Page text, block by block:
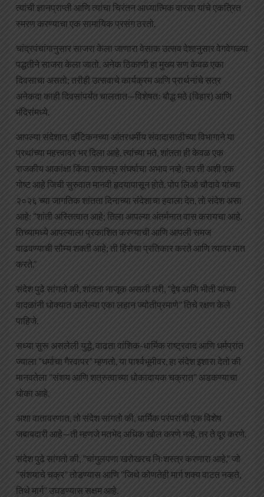
त्यांची ज्ञानप्राप्ती आणि त्यांचा चिरंतन आध्यात्मिक वारसा यांचे एकत्रित
स्मरण करण्याचा एक सामायिक प्रसंग ठरतो.
चांद्रपंचांगानुसार साजरा केला जाणारा वेसाक उत्सव देशानुसार वेगवेगळ्या
पद्धतीने साजरा केला जातो. अनेक ठिकाणी हा मुख्य सण केवळ एका
दिवसाचा असतो; तरीही उत्सवाचे कार्यक्रम आणि प्रार्थनांचे सत्र
अनेकदा काही दिवसांपर्यंत चालतात—विशेषतः बौद्ध मठे (विहार) आणि
मंदिरांमध्ये.
आपल्या संदेशात, व्हॅटिकनच्या आंतरधर्मीय संवादासाठीच्या विभागाने या
प्रथांच्या महत्त्वावर भर दिला आहे. त्यांच्या मते, शांतता ही केवळ एक
राजकीय आकांक्षा किंवा सशस्त्र संघर्षाचा अभाव नव्हे; तर ती अशी एक
गोष्ट आहे जिची सुरुवात मानवी हृदयापासून होते. पोप लिओ चौदावे यांच्या
२०२६ च्या जागतिक शांतता दिनाच्या संदेशाचा हवाला देत, तो संदेश असा
आहे: “शांती अस्तित्वात आहे; तिला आपल्या अंतर्मनात वास करायचा आहे.
तिच्यामध्ये आपल्याला प्रकाशित करण्याची आणि आपली समज
वाढवण्याची सौम्य शक्ती आहे; ती हिंसेचा प्रतिकार करते आणि त्यावर मात
करते.”
संदेश पुढे सांगतो की, शांतता नाजूक असली तरी, “द्वेष आणि भीती यांच्या
वादळांनी धोक्यात आलेल्या एका लहान ज्योतीप्रमाणे” तिचे रक्षण केले
पाहिजे.
सध्या सुरू असलेली युद्धे, वाढता वांशिक-धार्मिक राष्ट्रवाद आणि धर्मप्रांत
ज्याला “धर्माचा गैरवापर” म्हणतो, या पार्श्वभूमीवर, हा संदेश इशारा देतो की
मानवतेला “संशय आणि शत्रुत्वाच्या धोकादायक चक्रात” अडकण्याचा
धोका आहे.
अशा वातावरणात, तो संदेश सांगतो की, धार्मिक परंपरांची एक विशेष
जबाबदारी आहे—ती म्हणजे मतभेद अधिक खोल करणे नव्हे, तर ते दूर करणे.
संदेश पुढे सांगतो की, “चांगुलपणा खरोखरच निःशस्त्र करणारा आहे,” जो
“संशयाचे चक्र” तोडण्यास आणि “जिथे कोणतेही मार्ग शक्य वाटत नव्हते,
तिथे मार्ग” उघडण्यास सक्षम आहे.